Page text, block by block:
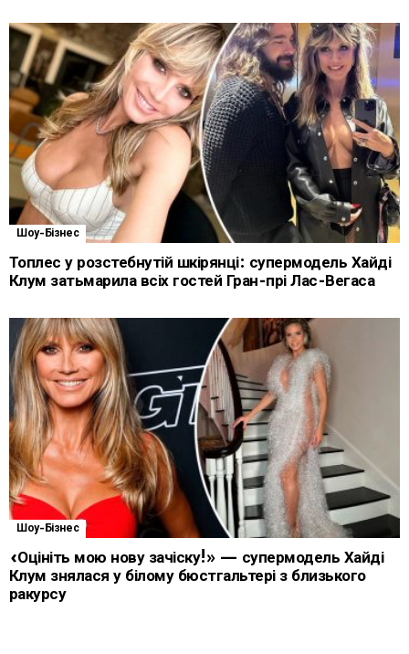
Шоу-Бізнес
Топлес у розстебнутій шкірянці: супермодель Хайді
Клум затьмарила всіх гостей Гран-прі Лас-Вегаса
Шоу-Бізнес
«Оцініть мою нову зачіску!» — супермодель Хайді
Клум знялася у білому бюстгальтері з близького
ракурсу